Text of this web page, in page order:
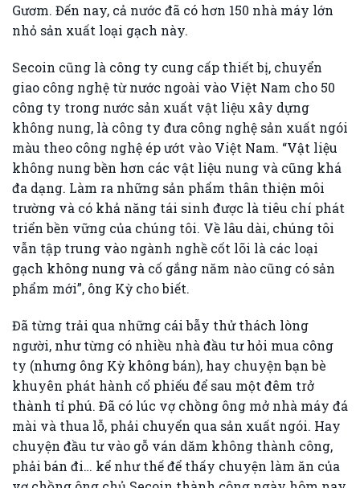
Gươm. Đến nay, cả nước đã có hơn 150 nhà máy lớn
nhỏ sản xuất loại gạch này.
Secoin cũng là công ty cung cấp thiết bị, chuyển
giao công nghệ từ nước ngoài vào Việt Nam cho 50
công ty trong nước sản xuất vật liệu xây dựng
không nung, là công ty đưa công nghệ sản xuất ngói
màu theo công nghệ ép ướt vào Việt Nam. “Vật liệu
không nung bền hơn các vật liệu nung và cũng khá
đa dạng. Làm ra những sản phẩm thân thiện môi
trường và có khả năng tái sinh được là tiêu chí phát
triển bền vững của chúng tôi. Về lâu dài, chúng tôi
vẫn tập trung vào ngành nghề cốt lõi là các loại
gạch không nung và cố gắng năm nào cũng có sản
phẩm mới”, ông Kỳ cho biết.
Đã từng trải qua những cái bẫy thử thách lòng
người, như từng có nhiều nhà đầu tư hỏi mua công
ty (nhưng ông Kỳ không bán), hay chuyện bạn bè
khuyên phát hành cổ phiếu để sau một đêm trở
thành tỉ phú. Đã có lúc vợ chồng ông mở nhà máy đá
mài và thua lỗ, phải chuyển qua sản xuất ngói. Hay
chuyện đầu tư vào gỗ ván dăm không thành công,
phải bán đi… kể như thế để thấy chuyện làm ăn của